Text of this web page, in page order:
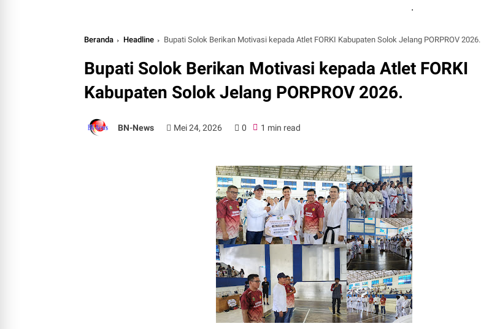
.
Beranda Headline Bupati Solok Berikan Motivasi kepada Atlet FORKI Kabupaten Solok Jelang PORPROV 2026.
Bupati Solok Berikan Motivasi kepada Atlet FORKI
Kabupaten Solok Jelang PORPROV 2026.
BN-News Mei 24, 2026 0 1 min read